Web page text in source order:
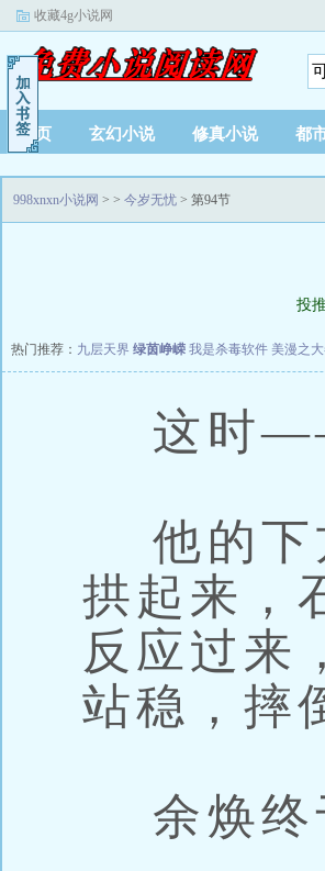
收藏4g小说网
首页 玄幻小说 修真小说 都
998xnxn小说网 > > 今岁无忧 > 第94节
投
热门推荐： 九层天界 绿茵峥嵘 我是杀毒软件 美漫之
这时
他的下
拱起来，
反应过来
站稳，摔
余焕终